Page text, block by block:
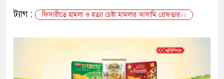
ট্যাগ :
ফিসারীতে হামলা ও হত্যা চেষ্টা মামলার আসামি গ্রেফতার।।